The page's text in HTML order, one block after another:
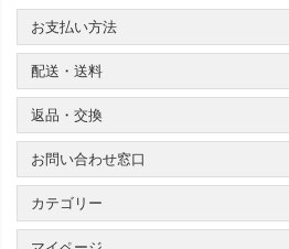
お支払い方法
配送・送料
返品・交換
お問い合わせ窓口
カテゴリー